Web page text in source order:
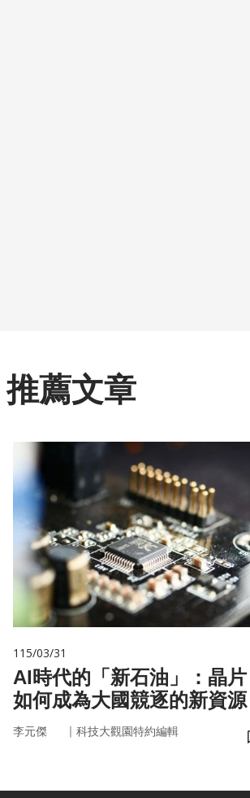
推薦文章
115/03/31
AI時代的「新石油」：晶片
如何成為大國競逐的新資源
李元傑 ｜ 科技大觀園特約編輯